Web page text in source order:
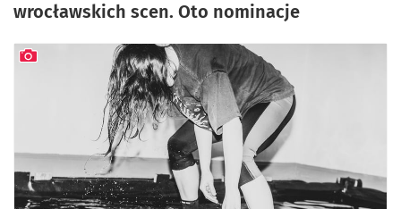
wrocławskich scen. Oto nominacje